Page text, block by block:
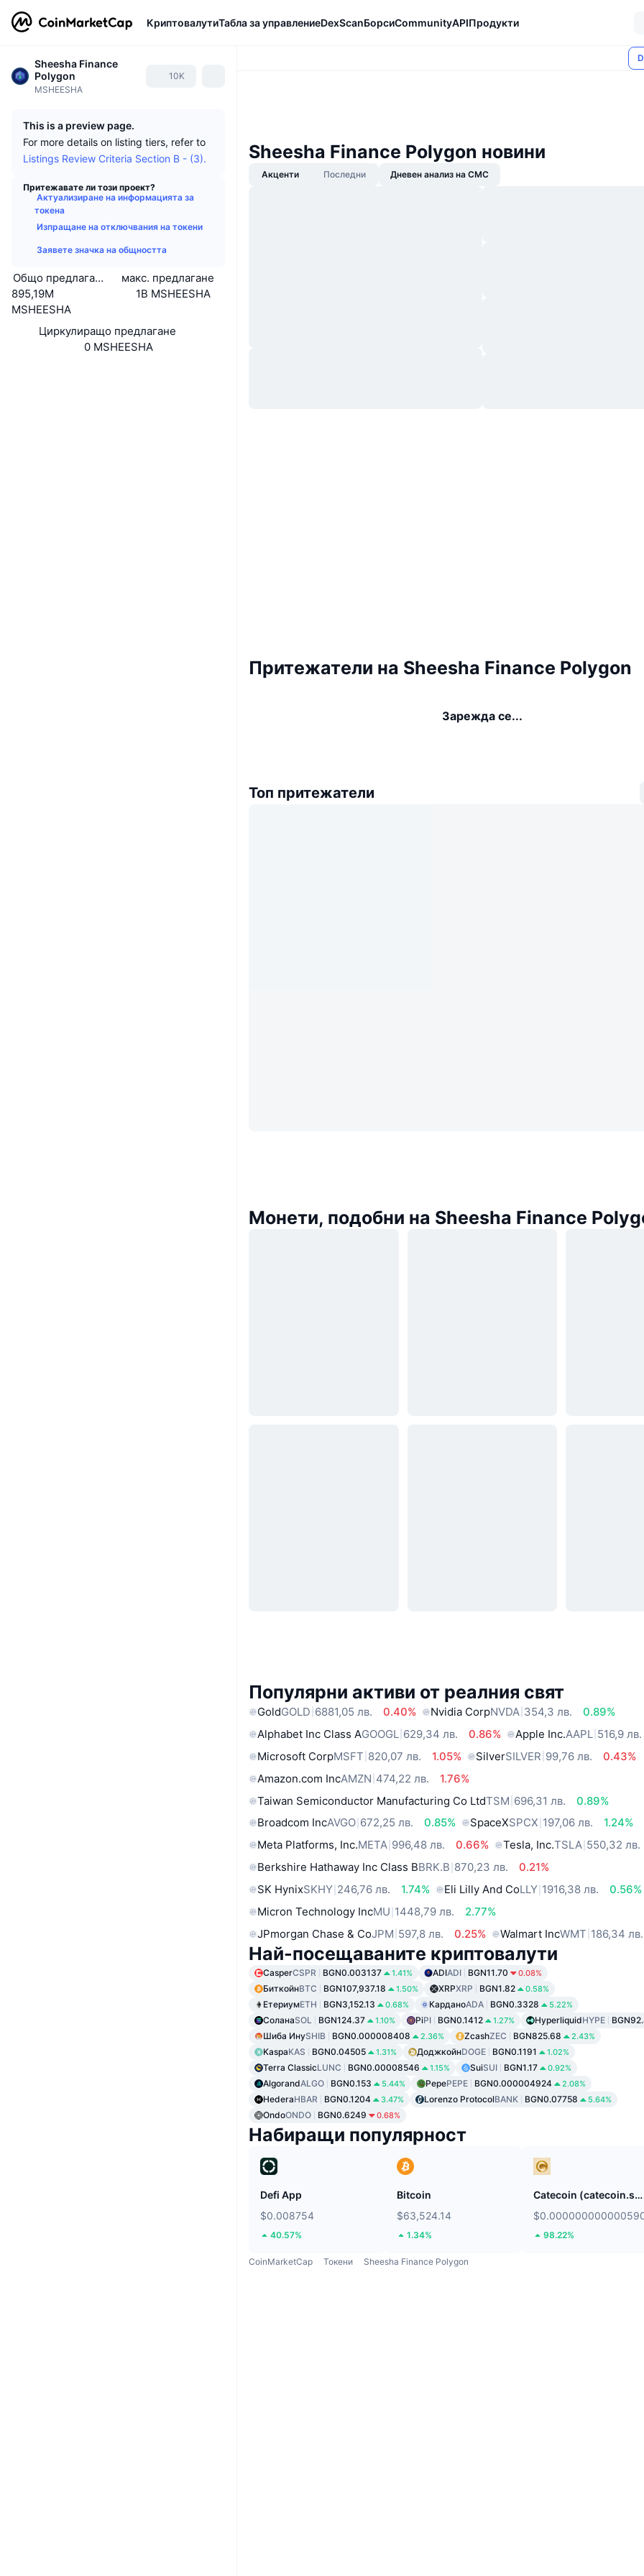
КриптовалутиТабла за управлениеDexScanБорсиCommunityAPIПродукти
Sheesha Finance
Polygon
MSHEESHA
10K
This is a preview page.
For more details on listing tiers, refer to
Listings Review Criteria Section B - (3).
Притежавате ли този проект?
Актуализиране на информацията за
токена
Изпращане на отключвания на токени
Заявете значка на общността
Общо предлагане
895,19M
MSHEESHA
макс. предлагане
1B MSHEESHA
Циркулиращо предлагане
0 MSHEESHA
Sheesha Finance Polygon новини
Акценти Последни Дневен анализ на CMC
Притежатели на Sheesha Finance Polygon
Зарежда се...
Топ притежатели
Монети, подобни на Sheesha Finance
Популярни активи от реалния свят
GoldGOLD 6881,05 лв. 0.40% Nvidia CorpNVDA 354,3 лв.
0.89%
Alphabet Inc Class AGOOGL 629,34 лв. 0.86% Apple Inc.AAPL 516,9 лв.
Microsoft CorpMSFT 820,07 лв. 1.05% SilverSILVER 99,76 лв.
0.43%
Amazon.com IncAMZN 474,22 лв.
1.76%
Taiwan Semiconductor Manufacturing Co LtdTSM 696,31 лв.
0.89%
Broadcom IncAVGO 672,25 лв. 0.85% SpaceXSPCX 197,06 лв.
1.24%
Meta Platforms, Inc.META 996,48 лв. 0.66% Tesla, Inc.TSLA 550,32 лв.
Berkshire Hathaway Inc Class BBRK.B 870,23 лв.
0.21%
SK HynixSKHY 246,76 лв. 1.74% Eli Lilly And CoLLY 1916,38 лв.
0.56%
Micron Technology IncMU 1448,79 лв.
2.77%
JPmorgan Chase & CoJPM 597,8 лв. 0.25% Walmart IncWMT 186,34 лв.
Най-посещаваните криптовалути
CasperCSPR BGN0.003137 1.41% ADIADI BGN11.70 0.08%
БиткойнBTC BGN107,937.18 1.50% XRPXRP BGN1.82 0.58%
ЕтериумETH BGN3,152.13 0.68% КарданоADA BGN0.3328 5.22%
СоланаSOL BGN124.37 1.10% PiPI BGN0.1412 1.27% HyperliquidHYPE
Шиба ИнуSHIB BGN0.000008408 2.36% ZcashZEC BGN825.68 2.43%
KaspaKAS BGN0.04505 1.31% ДоджкойнDOGE BGN0.1191 1.02%
Terra ClassicLUNC BGN0.00008546 1.15% SuiSUI BGN1.17 0.92%
AlgorandALGO BGN0.153 5.44% PepePEPE BGN0.000004924 2.08%
HederaHBAR BGN0.1204 3.47% Lorenzo ProtocolBANK BGN0.07758 5.64%
OndoONDO BGN0.6249 0.68%
Набиращи популярност
Defi App
$0.008754
40.57%
Bitcoin
$63,524.14
1.34%
Catecoin (catecoin.shop)
98.22%
CoinMarketCap Токени Sheesha Finance Polygon